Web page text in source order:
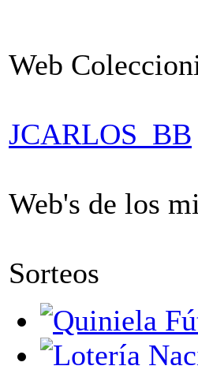
Web
JCARLOS_BB
Web's de los
Sorteos